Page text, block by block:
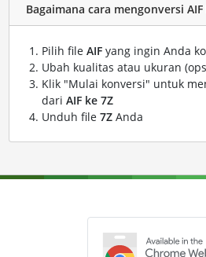
Bagaimana cara mengonversi AIF
Pilih file AIFyang ingin Anda
Ubah kualitas atau ukuran
Klik "Mulai konversi" untuk
dari AIF ke 7Z
Unduh file 7ZAnda